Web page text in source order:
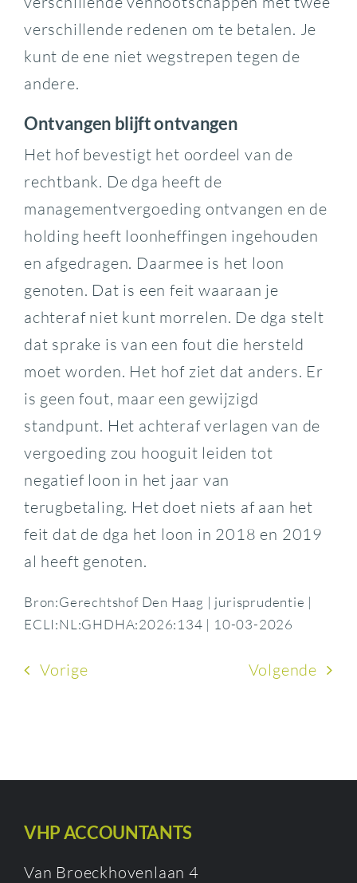
verschillende redenen om te betalen. Je
kunt de ene niet wegstrepen tegen de
andere.
Ontvangen blijft ontvangen
Het hof bevestigt het oordeel van de
rechtbank. De dga heeft de
managementvergoeding ontvangen en de
holding heeft loonheffingen ingehouden
en afgedragen. Daarmee is het loon
genoten. Dat is een feit waaraan je
achteraf niet kunt morrelen. De dga stelt
dat sprake is van een fout die hersteld
moet worden. Het hof ziet dat anders. Er
is geen fout, maar een gewijzigd
standpunt. Het achteraf verlagen van de
vergoeding zou hooguit leiden tot
negatief loon in het jaar van
terugbetaling. Het doet niets af aan het
feit dat de dga het loon in 2018 en 2019
al heeft genoten.
Bron:Gerechtshof Den Haag | jurisprudentie |
ECLI:NL:GHDHA:2026:134 | 10-03-2026
Vorige Volgende
VHP ACCOUNTANTS
Van Broeckhovenlaan 4